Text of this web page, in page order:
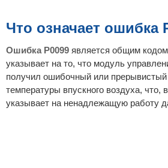
Что означает ошибка
Ошибка P0099 является общим
указывает на то, что модуль
получил ошибочный или прерывистый
температуры впускного воздуха, что,
указывает на ненадлежащую работу